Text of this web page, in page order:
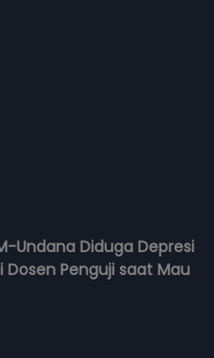
Undana Diduga Depresi
Penguji saat Mau